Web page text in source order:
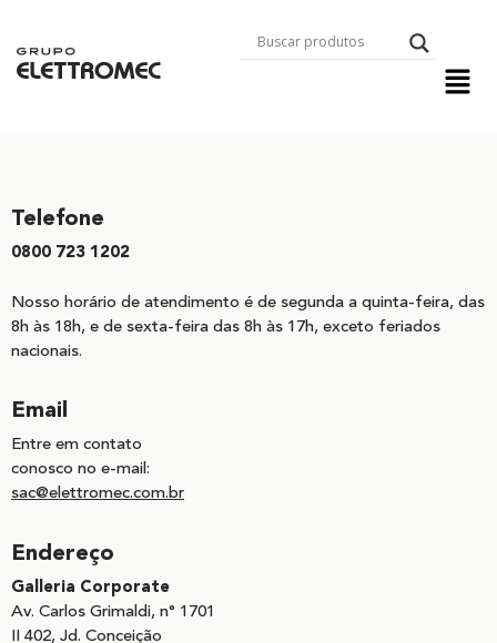
Telefone
0800 723 1202
Nosso horário de atendimento é de segunda a quinta-feira, das
8h às 18h, e de sexta-feira das 8h às 17h, exceto feriados
nacionais.
Email
Entre em contato
conosco no e-mail:
sac@elettromec.com.br
Endereço
Galleria Corporate
Av. Carlos Grimaldi, n° 1701
II 402, Jd. Conceição